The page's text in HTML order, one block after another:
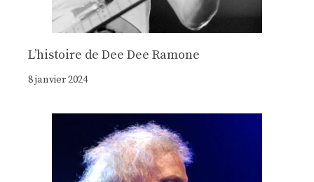
Lʼhistoire de Dee Dee Ramone
8 janvier 2024